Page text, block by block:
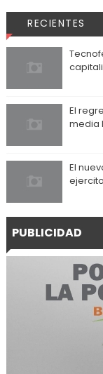
RECIENTES
El
media
El
PUBLICIDAD